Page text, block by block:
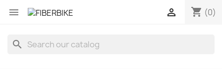
 shopping_cart (0)

search